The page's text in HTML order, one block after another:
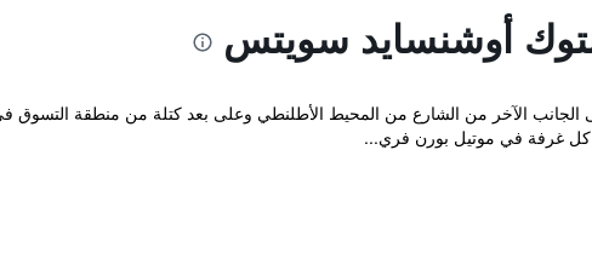
أوشنسايد سويتس
الجانب الآخر من الشارع من المحيط الأطلنطي وعلى بعد كتلة من منطقة التسوق
غرفة في موتيل بورن فري...